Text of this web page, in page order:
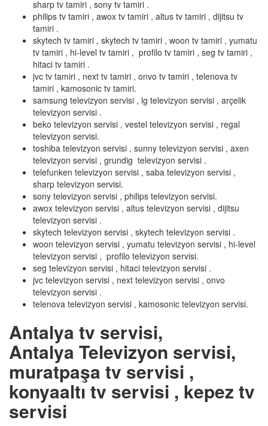
sharp tv tamiri , sony tv tamiri .
philips tv tamiri , awox tv tamiri , altus tv tamiri , dijitsu tv
tamiri .
skytech tv tamiri , skytech tv tamiri , woon tv tamiri , yumatu
tv tamiri , hi-level tv tamiri , profilo tv tamiri , seg tv tamiri ,
hitaci tv tamiri .
jvc tv tamiri , next tv tamiri , onvo tv tamiri , telenova tv
tamiri , kamosonic tv tamiri.
samsung televizyon servisi , lg televizyon servisi , arçelik
televizyon servisi .
beko televizyon servisi , vestel televizyon servisi , regal
televizyon servisi.
toshiba televizyon servisi , sunny televizyon servisi , axen
televizyon servisi , grundig televizyon servisi .
telefunken televizyon servisi , saba televizyon servisi ,
sharp televizyon servisi.
sony televizyon servisi , philips televizyon servisi.
awox televizyon servisi , altus televizyon servisi , dijitsu
televizyon servisi .
skytech televizyon servisi , skytech televizyon servisi .
woon televizyon servisi , yumatu televizyon servisi , hi-level
televizyon servisi , profilo televizyon servisi.
seg televizyon servisi , hitaci televizyon servisi .
jvc televizyon servisi , next televizyon servisi , onvo
televizyon servisi .
telenova televizyon servisi , kamosonic televizyon servisi.
Antalya tv servisi,
Antalya Televizyon servisi,
muratpaşa tv servisi ,
konyaaltı tv servisi , kepez tv
servisi